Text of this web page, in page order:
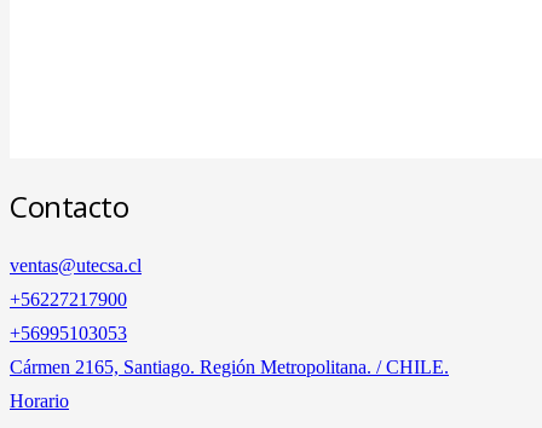
Contacto
ventas@utecsa.cl
+56227217900
‎+56995103053
Cármen 2165, Santiago. Región Metropolitana. / CHILE.
Horario